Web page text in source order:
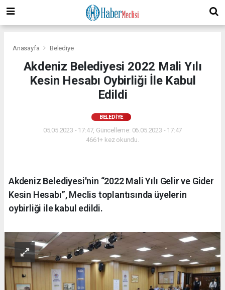
Anasayfa Belediye
Akdeniz Belediyesi 2022 Mali Yılı
Kesin Hesabı Oybirliği İle Kabul
Edildi
BELEDIYE
05.05.2023 - 17:47, Güncelleme: 06.05.2023 - 17:47
4661+ kez okundu.
Akdeniz Belediyesi'nin “2022 Mali Yılı Gelir ve Gider
Kesin Hesabı”, Meclis toplantısında üyelerin
oybirliği ile kabul edildi.